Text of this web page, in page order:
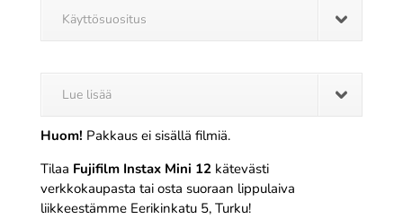
Käyttösuositus
Lue lisää
Huom! Pakkaus ei sisällä filmiä.
Tilaa Fujifilm Instax Mini 12kätevästi
verkkokaupasta tai osta suoraan lippulaiva
liikkeestämme Eerikinkatu 5, Turku!